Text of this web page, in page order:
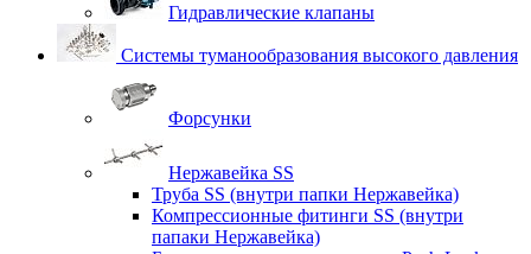
Гидравлические клапаны
Системы туманообразования высокого давления
Форсунки
Нержавейка SS
Труба SS (внутри папки Нержавейка)
Компрессионные фитинги SS (внутри
папаки Нержавейка)